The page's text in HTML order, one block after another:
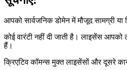
आपको सार्वजनिक डोमेन में मौजूद सामग्री
कोई वारंटी नहीं दी जाती है। लाइसेंस
हैं।
क्रिएटिव कॉमन्स मुक्त लाइसेंसों और दूसरे